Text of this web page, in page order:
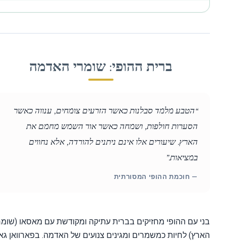
ברית ההופי: שומרי האדמה
“הטבע מלמד סבלנות כאשר הזרעים צומחים, ענווה כאשר
הסערות חולפות, ושמחה כאשר אור השמש מחמם את
הארץ. שיעורים אלו אינם ניתנים להורדה, אלא נחווים
במציאות.”
— חוכמת ההופי המסורתית
עם ההופי מחזיקים בברית עתיקה ומקודשת עם מאסאו (שומר
לחיות כמשמרים ומגינים צנועים של האדמה. בפארוואן גאפ